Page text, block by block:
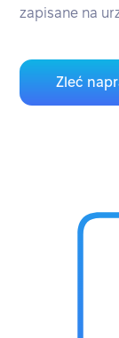
zapisane na
Zleć